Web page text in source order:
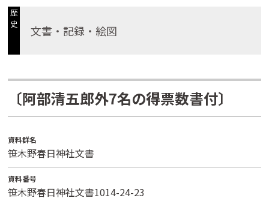
歴
史
文書・記録・絵図
〔阿部清五郎外7名の得票数書付〕
資料群名
笹木野春日神社文書
資料番号
笹木野春日神社文書1014-24-23